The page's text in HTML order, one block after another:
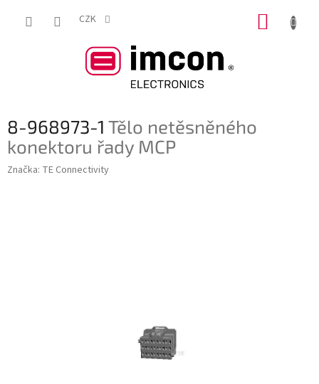
CZK
8-968973-1 Tělo netěsněného
konektoru řady MCP
Značka: TE Connectivity